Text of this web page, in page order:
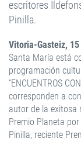
escritores
Pinilla.
Vitoria-Gasteiz,
Santa María está
programación
“ENCUENTROS
corresponden a
autor de la exitosa
Premio Planeta
Pinilla, reciente